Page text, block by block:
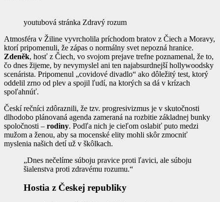
youtubová stránka Zdravý rozum
Atmosféra v Žiline vyvrcholila príchodom bratov z Čiech a Moravy,
ktorí pripomenuli, že zápas o normálny svet nepozná hranice.
Zdeněk, hosť z Čiech, vo svojom prejave trefne poznamenal, že to,
čo dnes žijeme, by nevymyslel ani ten najabsurdnejší hollywoodsky
scenárista. Pripomenul „covidové divadlo“ ako dôležitý test, ktorý
oddelil zrno od plev a spojil ľudí, na ktorých sa dá v krízach
spoľahnúť.
Českí rečníci zdôraznili, že tzv. progresivizmus je v skutočnosti
dlhodobo plánovaná agenda zameraná na rozbitie základnej bunky
spoločnosti – rodiny. Podľa nich je cieľom oslabiť puto medzi
mužom a ženou, aby sa mocenské elity mohli skôr zmocniť
myslenia našich detí už v škôlkach.
„Dnes nečelíme súboju pravice proti ľavici, ale súboju
šialenstva proti zdravému rozumu.“
Hostia z Českej republiky